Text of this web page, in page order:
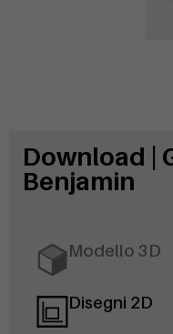
Download |
Benjamin
Modello 3D
Disegni 2D